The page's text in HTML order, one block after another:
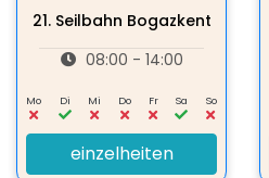
21. Seilbahn Bogazkent
08:00 - 14:00
Mo Di Mi Do Fr Sa So
einzelheiten